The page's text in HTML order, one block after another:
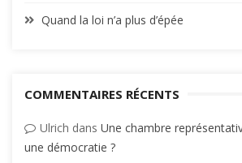
Quand la loi n’a plus d’épée
COMMENTAIRES RÉCENTS
Ulrich dans Une chambre
une démocratie ?